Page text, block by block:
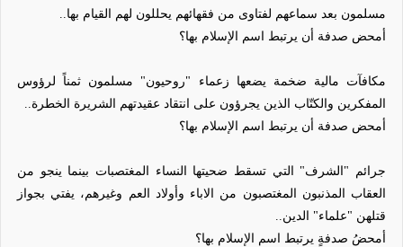
مسلمون بعد سماعهم لفتاوى من فقهائهم يحللون لهم القيام بها..
أمحض صدفة أن يرتبط اسم الإسلام بها؟
مكافآت مالية ضخمة يضعها زعماء "روحيون" مسلمون ثمناً لرؤوس
المفكرين والكتّاب الذين يجرؤون على انتقاد عقيدتهم الشريرة الخطرة..
أمحض صدفة أن يرتبط اسم الإسلام بها؟
جرائم "الشرف" التي تسقط ضحيتها النساء المغتصبات بينما ينجو من
العقاب المذنبون المغتصبون من الاباء وأولاد العم وغيرهم، يفتي بجواز
قتلهن "علماء" الدين..
أمحضُ صدفةٍ يرتبط اسم الإسلام بها؟